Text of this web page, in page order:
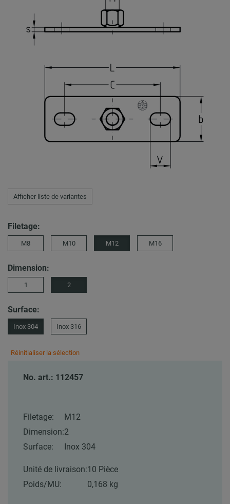
Afficher liste de variantes
Filetage:
M8 M10 M12 M16
Dimension:
1 2
Surface:
Inox 304 Inox 316
Réinitialiser la sélection
No. art.: 112457
Filetage:
M12
Dimension:2
Surface:
Inox 304
Unité de livraison:10 Pièce
Poids/MU:
0,168 kg